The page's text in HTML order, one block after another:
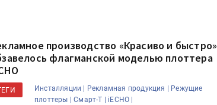
производство «Красиво и быстро»
флагманской моделью плоттера
Инсталляции | Рекламная продукция |
Режущие
плоттеры |
Смарт-Т | iECHO |